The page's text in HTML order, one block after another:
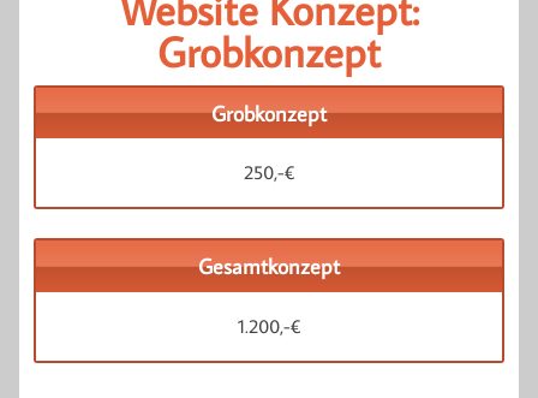
Grobkonzept
Grobkonzept
250,-€
Gesamtkonzept
1.200,-€